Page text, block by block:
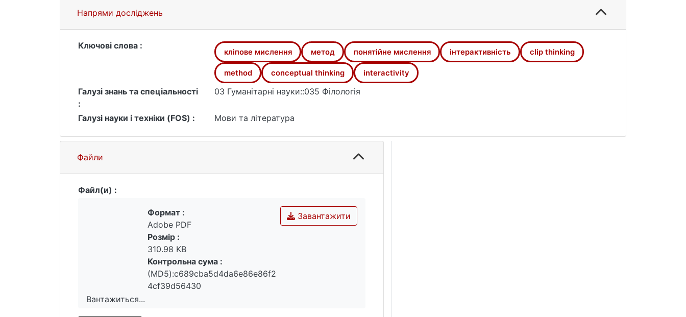
Напрями досліджень
Ключові слова :
кліпове мислення метод понятійне мислення інтерактивність clip thinking
method conceptual thinking interactivity
Галузі знань та спеціальності
:
03 Гуманітарні науки::035 Філологія
Галузі науки і техніки (FOS) : Мови та література
Файли
Файл(и) :
Вантажиться...
Завантажити
Формат :
Adobe PDF
Розмір :
310.98 KB
Контрольна сума :
(MD5):c689cba5d4da6e86e86f2
4cf39d56430